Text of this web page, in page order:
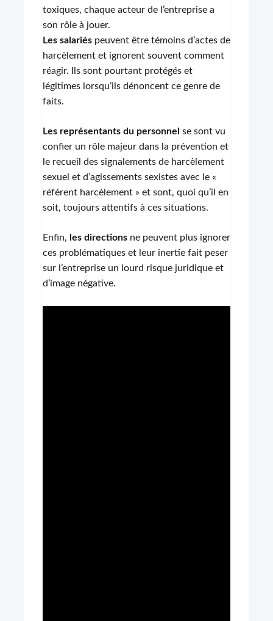
toxiques, chaque acteur de l’entreprise a
son rôle à jouer.
Les salariés peuvent être témoins d’actes de
harcèlement et ignorent souvent comment
réagir. Ils sont pourtant protégés et
légitimes lorsqu’ils dénoncent ce genre de
faits.
Les représentants du personnel se sont vu
confier un rôle majeur dans la prévention et
le recueil des signalements de harcèlement
sexuel et d’agissements sexistes avec le «
référent harcèlement » et sont, quoi qu’il en
soit, toujours attentifs à ces situations.
Enfin, les directions ne peuvent plus ignorer
ces problématiques et leur inertie fait peser
sur l’entreprise un lourd risque juridique et
d’image négative.